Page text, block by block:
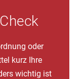
oder
kurz Ihre
wichtig ist